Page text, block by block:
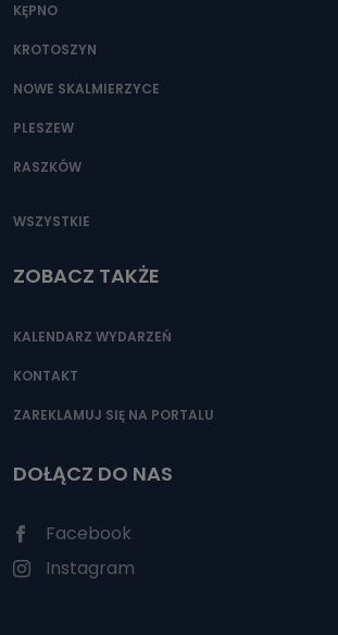
KĘPNO
KROTOSZYN
NOWE SKALMIERZYCE
PLESZEW
RASZKÓW
WSZYSTKIE
ZOBACZ TAKŻE
KALENDARZ WYDARZEŃ
KONTAKT
ZAREKLAMUJ SIĘ NA PORTALU
DOŁĄCZ DO NAS
Facebook
Instagram